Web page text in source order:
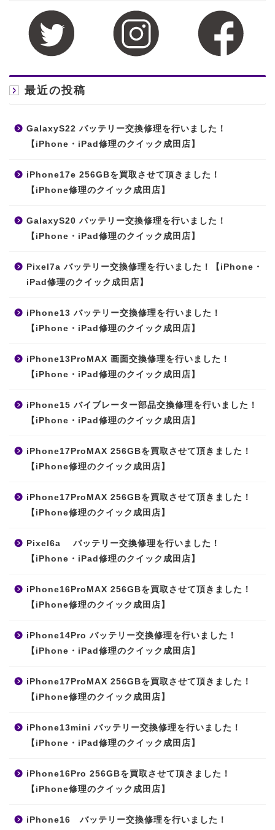
最近の投稿
GalaxyS22 バッテリー交換修理を行いました！
【iPhone・iPad修理のクイック成田店】
iPhone17e 256GBを買取させて頂きました！
【iPhone修理のクイック成田店】
GalaxyS20 バッテリー交換修理を行いました！
【iPhone・iPad修理のクイック成田店】
Pixel7a バッテリー交換修理を行いました！【iPhone・
iPad修理のクイック成田店】
iPhone13 バッテリー交換修理を行いました！
【iPhone・iPad修理のクイック成田店】
iPhone13ProMAX 画面交換修理を行いました！
【iPhone・iPad修理のクイック成田店】
iPhone15 バイブレーター部品交換修理を行いました！
【iPhone・iPad修理のクイック成田店】
iPhone17ProMAX 256GBを買取させて頂きました！
【iPhone修理のクイック成田店】
iPhone17ProMAX 256GBを買取させて頂きました！
【iPhone修理のクイック成田店】
Pixel6a バッテリー交換修理を行いました！
【iPhone・iPad修理のクイック成田店】
iPhone16ProMAX 256GBを買取させて頂きました！
【iPhone修理のクイック成田店】
iPhone14Pro バッテリー交換修理を行いました！
【iPhone・iPad修理のクイック成田店】
iPhone17ProMAX 256GBを買取させて頂きました！
【iPhone修理のクイック成田店】
iPhone13mini バッテリー交換修理を行いました！
【iPhone・iPad修理のクイック成田店】
iPhone16Pro 256GBを買取させて頂きました！
【iPhone修理のクイック成田店】
iPhone16 バッテリー交換修理を行いました！